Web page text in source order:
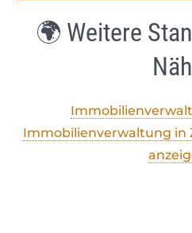
🌍 Weitere
Immobilienverwaltung in